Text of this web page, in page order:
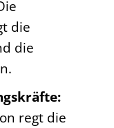
die
die
regt die